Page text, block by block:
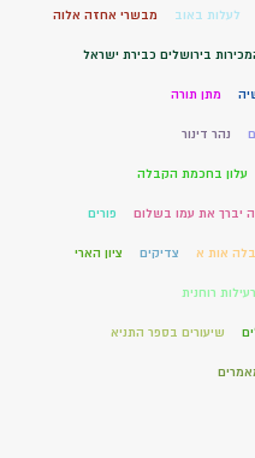
לעלות באוב מבשרי אחזה אלוה
בירושלים כבירת ישראל
מתן תורה
נהר דינור
עלון בחכמת הקבלה
יברך את עמו בשלום פורים
אות א צדיקים ציון הארי
רעילות רוחנית
שיעורים בספר התניא